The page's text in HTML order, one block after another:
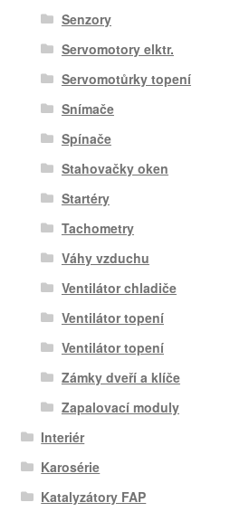
Senzory
Servomotory elktr.
Servomotůrky topení
Snímače
Spínače
Stahovačky oken
Startéry
Tachometry
Váhy vzduchu
Ventilátor chladiče
Ventilátor topení
Ventilátor topení
Zámky dveří a klíče
Zapalovací moduly
Interiér
Karosérie
Katalyzátory FAP